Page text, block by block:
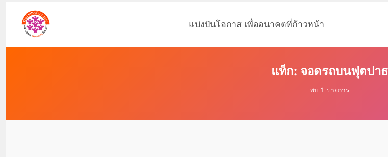
แบ่งปันโอกาส เพื่ออนาคตที่ก้าวหน้า
แท็ก: จอดรถบนฟุตปาธ
พบ 1 รายการ